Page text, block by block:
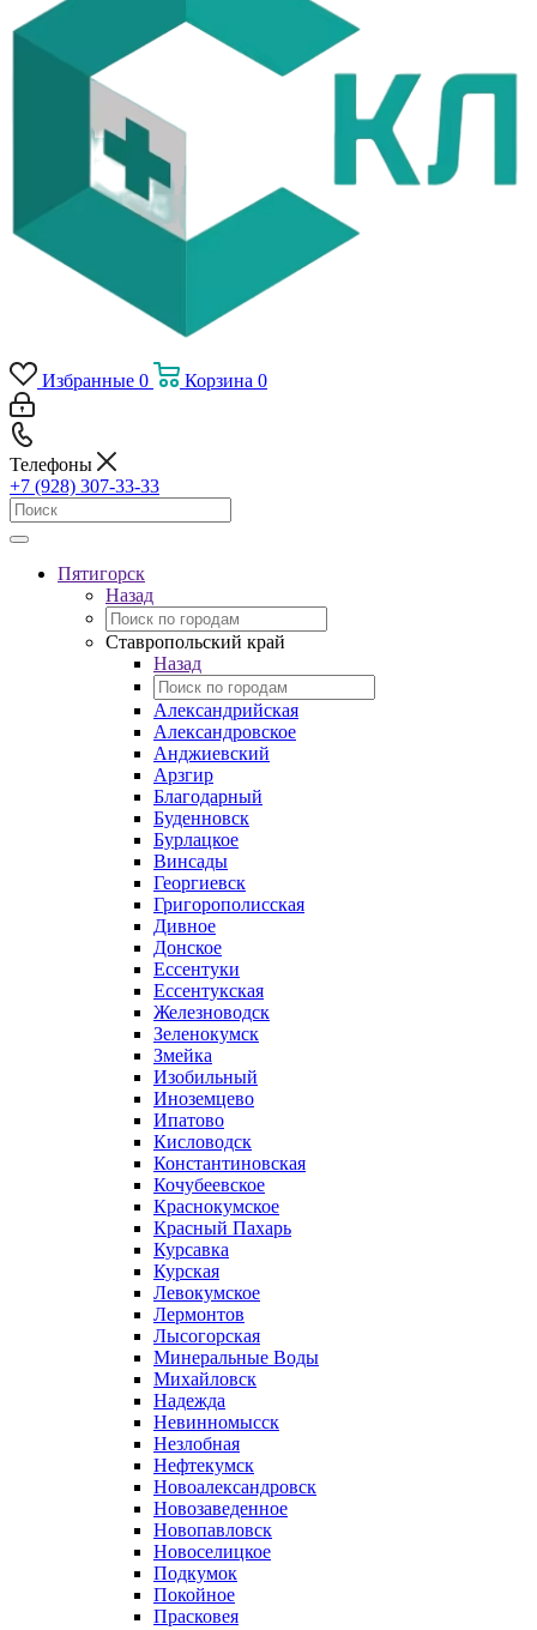
Избранные 0 Корзина 0
Телефоны
+7 (928) 307-33-33
Пятигорск
Назад
Ставропольский край
Назад
Александрийская
Александровское
Анджиевский
Арзгир
Благодарный
Буденновск
Бурлацкое
Винсады
Георгиевск
Григорополисская
Дивное
Донское
Ессентуки
Ессентукская
Железноводск
Зеленокумск
Змейка
Изобильный
Иноземцево
Ипатово
Кисловодск
Константиновская
Кочубеевское
Краснокумское
Красный Пахарь
Курсавка
Курская
Левокумское
Лермонтов
Лысогорская
Минеральные Воды
Михайловск
Надежда
Невинномысск
Незлобная
Нефтекумск
Новоалександровск
Новозаведенное
Новопавловск
Новоселицкое
Подкумок
Покойное
Прасковея